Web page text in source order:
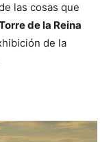
las cosas que
de la Reina
de la